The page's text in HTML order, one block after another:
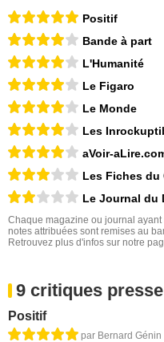
Positif
Bande à part
L'Humanité
Le Figaro
Le Monde
Les
aVoir-
Les Fiches du
Le Journal du
Chaque magazine ou journal
notes attribuées sont remises au
Retrouvez plus d'infos sur notre
9 critiques presse
Positif
par Bernard Génin